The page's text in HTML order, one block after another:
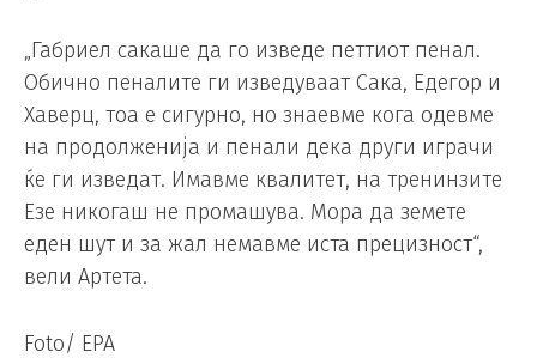
„Габриел сакаше да го изведе петтиот пенал.
Обично пеналите ги изведуваат Сака, Едегор и
Хаверц, тоа е сигурно, но знаевме кога одевме
на продолженија и пенали дека други играчи
ќе ги изведат. Имавме квалитет, на тренинзите
Езе никогаш не промашува. Мора да земете
еден шут и за жал немавме иста прецизност“,
вели Артета.
Foto/ EPA